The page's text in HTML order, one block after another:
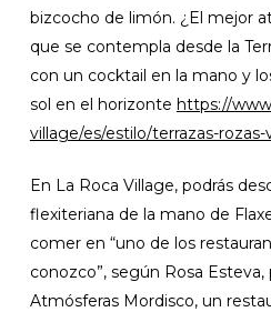
bizcocho de limón. ¿El mejor
que se contempla desde la
con un cocktail en la mano y
sol en el horizonte https://
village/es/estilo/terrazas-rozas-
En La Roca Village, podrás
flexiteriana de la mano de
comer en “uno de los
conozco”, según Rosa
Atmósferas Mordisco, un